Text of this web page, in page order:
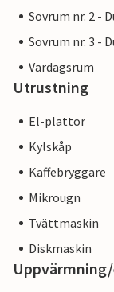
Sovrum nr. 2 -
Sovrum nr. 3 -
Vardagsrum
Utrustning
El-plattor
Kylskåp
Kaffebryggare
Mikrougn
Tvättmaskin
Diskmaskin